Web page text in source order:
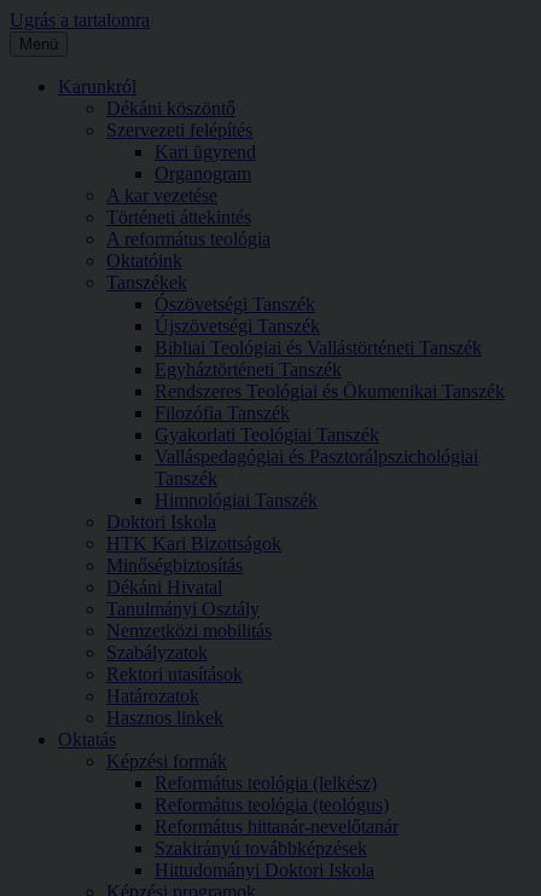
Ugrás a tartalomra
Menü
Karunkról
Dékáni köszöntő
Szervezeti felépítés
Kari ügyrend
Organogram
A kar vezetése
Történeti áttekintés
A református teológia
Oktatóink
Tanszékek
Ószövetségi Tanszék
Újszövetségi Tanszék
Bibliai Teológiai és Vallástörténeti Tanszék
Egyháztörténeti Tanszék
Rendszeres Teológiai és Ökumenikai Tanszék
Filozófia Tanszék
Gyakorlati Teológiai Tanszék
Valláspedagógiai és Pasztorálpszichológiai
Tanszék
Himnológiai Tanszék
Doktori Iskola
HTK Kari Bizottságok
Minőségbiztosítás
Dékáni Hivatal
Tanulmányi Osztály
Nemzetközi mobilitás
Szabályzatok
Rektori utasítások
Határozatok
Hasznos linkek
Oktatás
Képzési formák
Református teológia (lelkész)
Református teológia (teológus)
Református hittanár-nevelőtanár
Szakirányú továbbképzések
Hittudományi Doktori Iskola
Képzési programok